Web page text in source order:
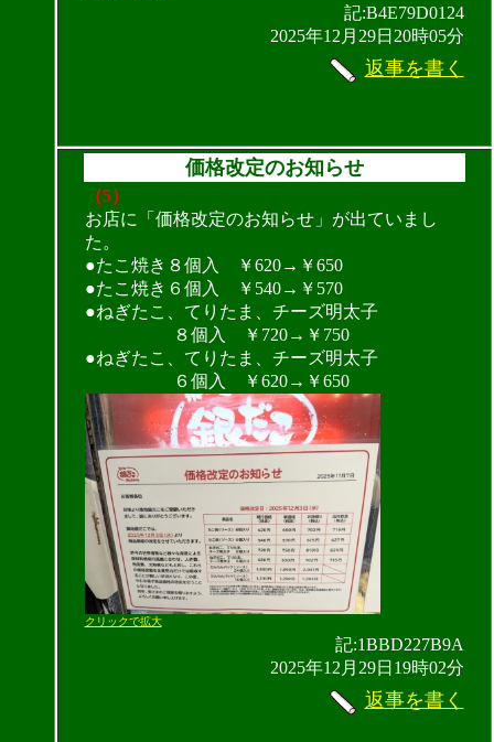
記:B4E79D0124
2025年12月29日20時05分
返事を書く
価格改定のお知らせ
（5）
お店に「価格改定のお知らせ」が出ていまし
た。
●たこ焼き８個入 ￥620→￥650
●たこ焼き６個入 ￥540→￥570
●ねぎたこ、てりたま、チーズ明太子
８個入 ￥720→￥750
●ねぎたこ、てりたま、チーズ明太子
６個入 ￥620→￥650
クリックで拡大
記:1BBD227B9A
2025年12月29日19時02分
返事を書く